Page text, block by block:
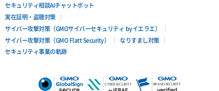
セキュリティ相談AIチャットボット
実在証明・盗聴対策
サイバー攻撃対策（GMOサイバーセキュリティ byイエラエ）
サイバー攻撃対策（GMO Flatt Security）
なりすまし対策
セキュリティ事業の軌跡